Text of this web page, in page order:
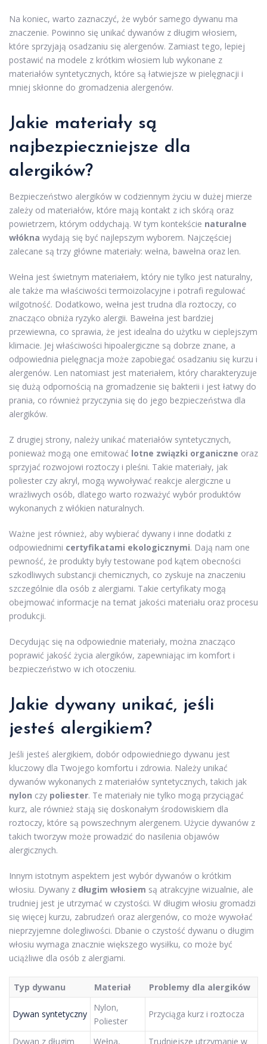
Na koniec, warto zaznaczyć, że wybór samego dywanu ma
znaczenie. Powinno się unikać dywanów z długim włosiem,
które sprzyjają osadzaniu się alergenów. Zamiast tego, lepiej
postawić na modele z krótkim włosiem lub wykonane z
materiałów syntetycznych, które są łatwiejsze w pielęgnacji i
mniej skłonne do gromadzenia alergenów.
Jakie materiały są
najbezpieczniejsze dla
alergików?
Bezpieczeństwo alergików w codziennym życiu w dużej mierze
zależy od materiałów, które mają kontakt z ich skórą oraz
powietrzem, którym oddychają. W tym kontekście naturalne
włókna wydają się być najlepszym wyborem. Najczęściej
zalecane są trzy główne materiały: wełna, bawełna oraz len.
Wełna jest świetnym materiałem, który nie tylko jest naturalny,
ale także ma właściwości termoizolacyjne i potrafi regulować
wilgotność. Dodatkowo, wełna jest trudna dla roztoczy, co
znacząco obniża ryzyko alergii. Bawełna jest bardziej
przewiewna, co sprawia, że jest idealna do użytku w cieplejszym
klimacie. Jej właściwości hipoalergiczne są dobrze znane, a
odpowiednia pielęgnacja może zapobiegać osadzaniu się kurzu i
alergenów. Len natomiast jest materiałem, który charakteryzuje
się dużą odpornością na gromadzenie się bakterii i jest łatwy do
prania, co również przyczynia się do jego bezpieczeństwa dla
alergików.
Z drugiej strony, należy unikać materiałów syntetycznych,
ponieważ mogą one emitować lotne związki organiczne oraz
sprzyjać rozwojowi roztoczy i pleśni. Takie materiały, jak
poliester czy akryl, mogą wywoływać reakcje alergiczne u
wrażliwych osób, dlatego warto rozważyć wybór produktów
wykonanych z włókien naturalnych.
Ważne jest również, aby wybierać dywany i inne dodatki z
odpowiednimi certyfikatami ekologicznymi. Dają nam one
pewność, że produkty były testowane pod kątem obecności
szkodliwych substancji chemicznych, co zyskuje na znaczeniu
szczególnie dla osób z alergiami. Takie certyfikaty mogą
obejmować informacje na temat jakości materiału oraz procesu
produkcji.
Decydując się na odpowiednie materiały, można znacząco
poprawić jakość życia alergików, zapewniając im komfort i
bezpieczeństwo w ich otoczeniu.
Jakie dywany unikać, jeśli
jesteś alergikiem?
Jeśli jesteś alergikiem, dobór odpowiedniego dywanu jest
kluczowy dla Twojego komfortu i zdrowia. Należy unikać
dywanów wykonanych z materiałów syntetycznych, takich jak
nylon czy poliester. Te materiały nie tylko mogą przyciągać
kurz, ale również stają się doskonałym środowiskiem dla
roztoczy, które są powszechnym alergenem. Użycie dywanów z
takich tworzyw może prowadzić do nasilenia objawów
alergicznych.
Innym istotnym aspektem jest wybór dywanów o krótkim
włosiu. Dywany z długim włosiem są atrakcyjne wizualnie, ale
trudniej jest je utrzymać w czystości. W długim włosiu gromadzi
się więcej kurzu, zabrudzeń oraz alergenów, co może wywołać
nieprzyjemne dolegliwości. Dbanie o czystość dywanu o długim
włosiu wymaga znacznie większego wysiłku, co może być
uciążliwe dla osób z alergiami.
Typ dywanu Materiał Problemy dla alergików
Dywan syntetyczny
Nylon,
Poliester
Przyciąga kurz i roztocza
Dywan z długim Wełna, Trudniejsze utrzymanie w